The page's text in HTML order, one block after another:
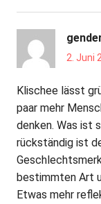
2. Juni
Klischee lässt
paar mehr
denken. Was ist
rückständig ist
bestimmten Art
Etwas mehr